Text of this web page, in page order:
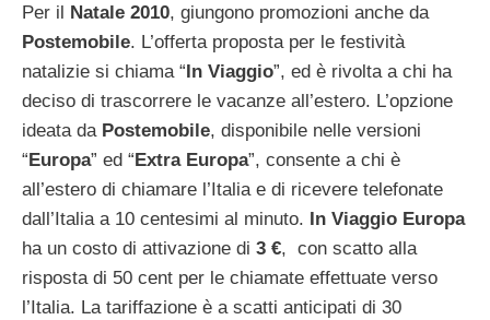
Per il Natale 2010, giungono promozioni anche da
Postemobile. L’offerta proposta per le festività
natalizie si chiama “In Viaggio”, ed è rivolta a chi ha
deciso di trascorrere le vacanze all’estero. L’opzione
ideata da Postemobile, disponibile nelle versioni
“Europa” ed “Extra Europa”, consente a chi è
all’estero di chiamare l’Italia e di ricevere telefonate
dall’Italia a 10 centesimi al minuto. In Viaggio Europa
ha un costo di attivazione di 3 €, con scatto alla
risposta di 50 cent per le chiamate effettuate verso
l’Italia. La tariffazione è a scatti anticipati di 30